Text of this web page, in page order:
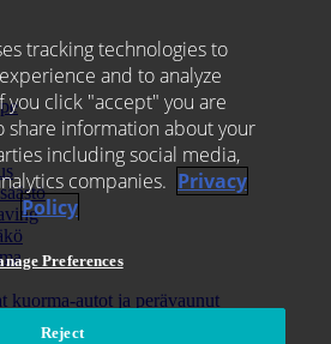
kuorma-autot ja perävaunut
tracking technologies to
and to analyze
you click "accept" you are
share information about your
including social media,
companies. Privacy
Policy
Preferences
Reject